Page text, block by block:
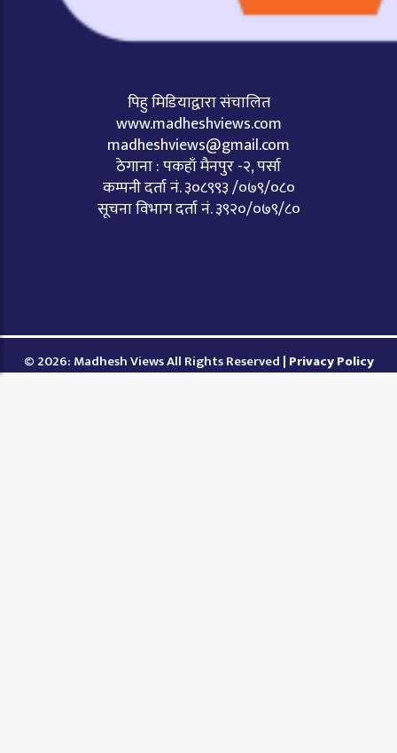
पिहु मिडियाद्वारा संचालित
www.madheshviews.com
madheshviews@gmail.com
ठेगाना : पकहाँ मैनपुर -२, पर्सा
कम्पनी दर्ता नं. ३०८९९३ /०७९/०८०
सूचना विभाग दर्ता नं. ३९२०/०७९/८०
© 2026: Madhesh Views All Rights Reserved | Privacy Policy